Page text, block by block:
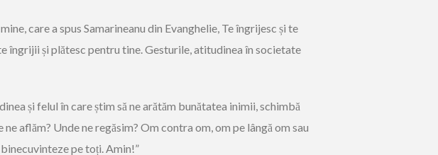
care a spus Samarineanu din Evanghelie, Te îngrijesc și te
îngrijii și plătesc pentru tine. Gesturile, atitudinea în societate
și felul în care știm să ne arătăm bunătatea inimii, schimbă
aflăm? Unde ne regăsim? Om contra om, om pe lângă om sau
pe toți. Amin!”